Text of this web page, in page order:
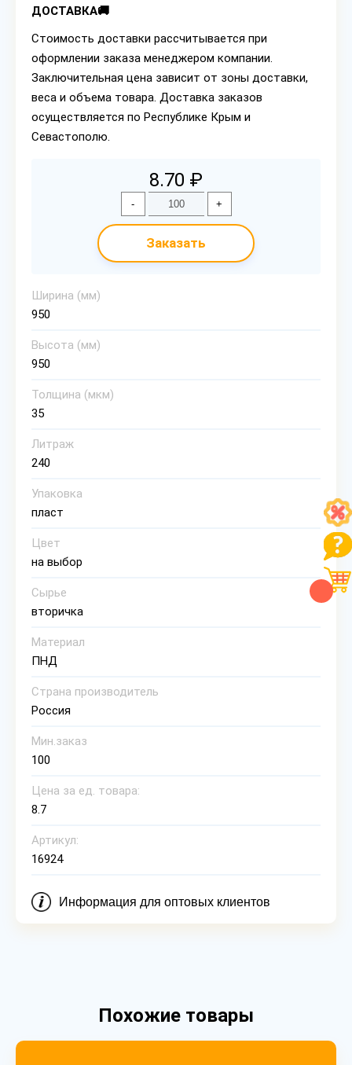
ДОСТАВКА🚚
Стоимость доставки рассчитывается при
оформлении заказа менеджером компании.
Заключительная цена зависит от зоны доставки,
веса и объема товара. Доставка заказов
осуществляется по Республике Крым и
Севастополю.
8.70 ₽
- +
Заказать
Ширина (мм)
950
Высота (мм)
950
Толщина (мкм)
35
Литраж
240
Упаковка
пласт
Цвет
на выбор
Сырье
вторичка
Материал
ПНД
Страна производитель
Россия
Мин.заказ
100
Цена за ед. товара:
8.7
Артикул:
16924
Информация для оптовых клиентов
Похожие товары